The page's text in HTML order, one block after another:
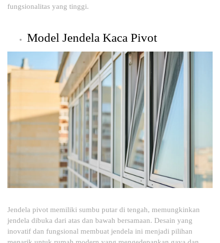
fungsionalitas yang tinggi.
Model Jendela Kaca Pivot
Jendela pivot memiliki sumbu putar di tengah, memungkinkan
jendela dibuka dari atas dan bawah bersamaan. Desain yang
inovatif dan fungsional membuat jendela ini menjadi pilihan